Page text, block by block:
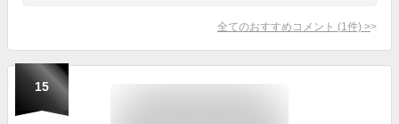
全てのおすすめコメント (1 件) >
15